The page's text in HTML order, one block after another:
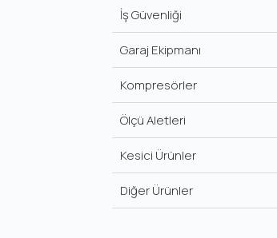
İş Güvenliği
Garaj Ekipmanı
Kompresörler
Ölçü Aletleri
Kesici Ürünler
Diğer Ürünler